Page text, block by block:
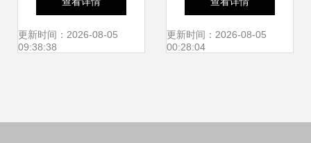
盟厂商的应对之道
更新时间：2026-08-05
09:38:38
服务等四大细分领
更新时间：2026-08-05
00:28:04